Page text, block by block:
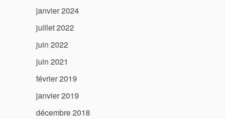
janvier 2024
juillet 2022
juin 2022
juin 2021
février 2019
janvier 2019
décembre 2018